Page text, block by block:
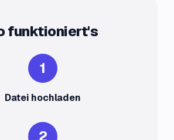
funktioniert's
1
Datei hochladen
2